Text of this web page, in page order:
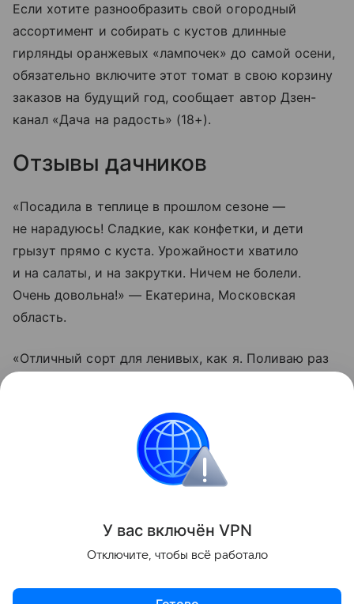
Если хотите разнообразить свой огородный
ассортимент и собирать с кустов длинные
гирлянды оранжевых «лампочек» до самой осени,
обязательно включите этот томат в свою корзину
заказов на будущий год, сообщает автор Дзен-
канал «Дача на радость» (18+).
Отзывы дачников
«Посадила в теплице в прошлом сезоне —
не нарадуюсь! Сладкие, как конфетки, и дети
грызут прямо с куста. Урожайности хватило
и на салаты, и на закрутки. Ничем не болели.
Очень довольна!» — Екатерина, Московская
область.
«Отличный сорт для ленивых, как я. Поливаю раз
после дождей. Вкус действительно насыщенный.
Буду сажать еще», — Олег, Краснодарский край.
У вас включён VPN
Отключите, чтобы всё работало